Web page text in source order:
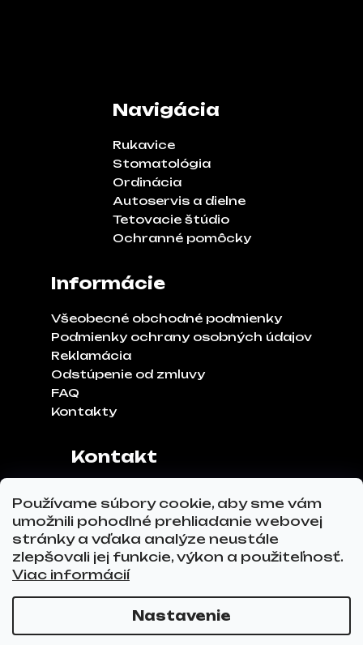
Používame súbory cookie, aby sme vám
umožnili pohodlné prehliadanie webovej
stránky a vďaka analýze neustále
zlepšovali jej funkcie, výkon a použiteľnosť.
Viac informácií
Nastavenie
Navigácia
Rukavice
Stomatológia
Ordinácia
Autoservis a dielne
Tetovacie štúdio
Ochranné pomôcky
Informácie
Všeobecné obchodné podmienky
Podmienky ochrany osobných údajov
Reklamácia
Odstúpenie od zmluvy
FAQ
Kontakty
Kontakt
Hviezdoslavov
Tel.č.:0911 271 302
Email:info@glovez.sk